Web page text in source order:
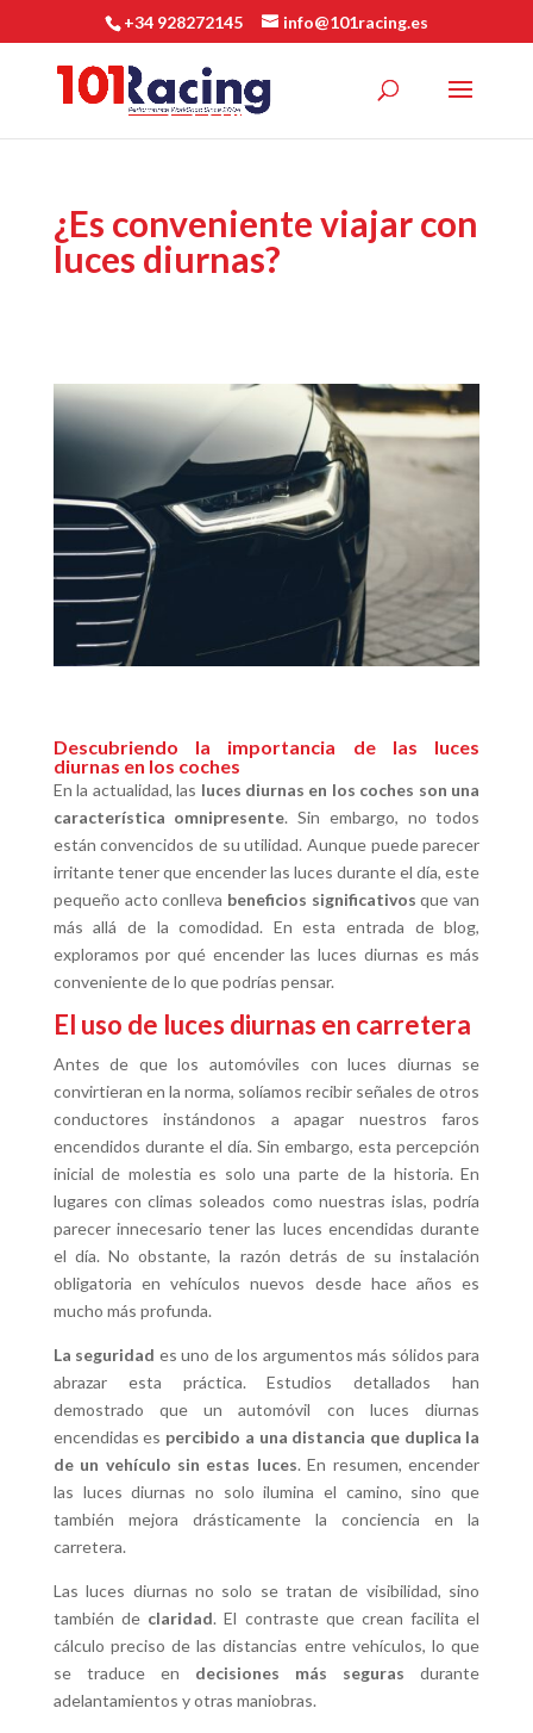
+34 928272145 info@101racing.es
¿Es conveniente viajar con
luces diurnas?
Descubriendo la importancia de las luces
diurnas en los coches
En la actualidad, las luces diurnas en los coches son una
característica omnipresente. Sin embargo, no todos
están convencidos de su utilidad. Aunque puede parecer
irritante tener que encender las luces durante el día, este
pequeño acto conlleva beneficios significativos que van
más allá de la comodidad. En esta entrada de blog,
exploramos por qué encender las luces diurnas es más
conveniente de lo que podrías pensar.
El uso de luces diurnas en carretera
Antes de que los automóviles con luces diurnas se
convirtieran en la norma, solíamos recibir señales de otros
conductores instándonos a apagar nuestros faros
encendidos durante el día. Sin embargo, esta percepción
inicial de molestia es solo una parte de la historia. En
lugares con climas soleados como nuestras islas, podría
parecer innecesario tener las luces encendidas durante
el día. No obstante, la razón detrás de su instalación
obligatoria en vehículos nuevos desde hace años es
mucho más profunda.
La seguridad es uno de los argumentos más sólidos para
abrazar esta práctica. Estudios detallados han
demostrado que un automóvil con luces diurnas
encendidas es percibido a una distancia que duplica la
de un vehículo sin estas luces. En resumen, encender
las luces diurnas no solo ilumina el camino, sino que
también mejora drásticamente la conciencia en la
carretera.
Las luces diurnas no solo se tratan de visibilidad, sino
también declaridad. El contraste que crean facilita el
cálculo preciso de las distancias entre vehículos, lo que
se traduce en decisiones más seguras durante
adelantamientos y otras maniobras.